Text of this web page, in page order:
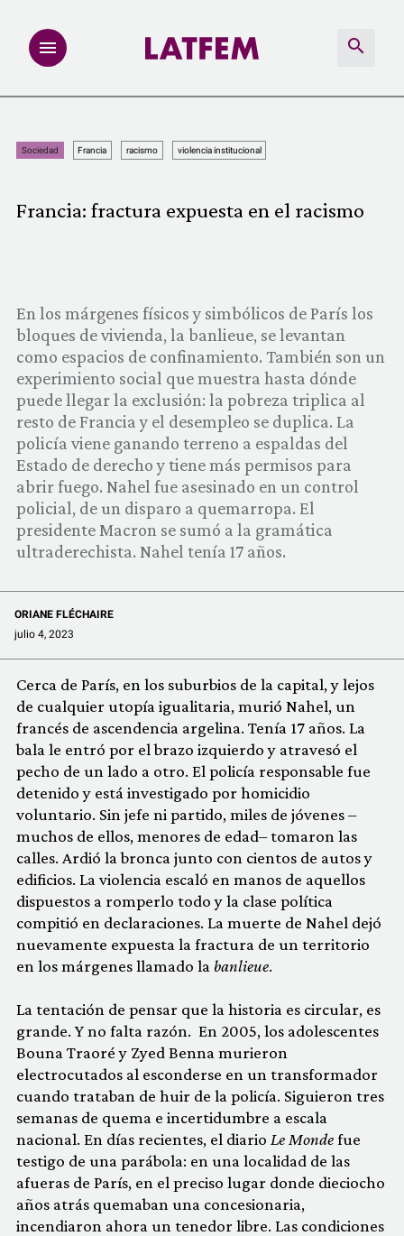
MULTIMEDIA
LATFEMLAB.
PRODUCTOS
COMUNIDAD
QUIÉNES SOMOS
Sociedad Francia racismo violencia institucional
Francia: fractura expuesta en el racismo
En los márgenes físicos y simbólicos de París los
bloques de vivienda, la banlieue, se levantan
como espacios de confinamiento. También son un
experimiento social que muestra hasta dónde
puede llegar la exclusión: la pobreza triplica al
resto de Francia y el desempleo se duplica. La
policía viene ganando terreno a espaldas del
Estado de derecho y tiene más permisos para
abrir fuego. Nahel fue asesinado en un control
policial, de un disparo a quemarropa. El
presidente Macron se sumó a la gramática
ultraderechista. Nahel tenía 17 años.
ORIANE FLÉCHAIRE
julio 4, 2023
Cerca de París, en los suburbios de la capital, y lejos
de cualquier utopía igualitaria, murió Nahel, un
francés de ascendencia argelina. Tenía 17 años. La
bala le entró por el brazo izquierdo y atravesó el
pecho de un lado a otro. El policía responsable fue
detenido y está investigado por homicidio
voluntario. Sin jefe ni partido, miles de jóvenes –
muchos de ellos, menores de edad– tomaron las
calles. Ardió la bronca junto con cientos de autos y
edificios. La violencia escaló en manos de aquellos
dispuestos a romperlo todo y la clase política
compitió en declaraciones. La muerte de Nahel dejó
nuevamente expuesta la fractura de un territorio
en los márgenes llamado la banlieue.
La tentación de pensar que la historia es circular, es
grande. Y no falta razón. En 2005, los adolescentes
Bouna Traoré y Zyed Benna murieron
electrocutados al esconderse en un transformador
cuando trataban de huir de la policía. Siguieron tres
semanas de quema e incertidumbre a escala
nacional. En días recientes, el diario Le Mondefue
testigo de una parábola: en una localidad de las
afueras de París, en el preciso lugar donde dieciocho
años atrás quemaban una concesionaria,
incendiaron ahora un tenedor libre. Las condiciones